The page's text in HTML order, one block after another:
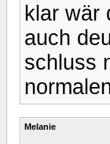
klar wär
auch
schluss
Melanie